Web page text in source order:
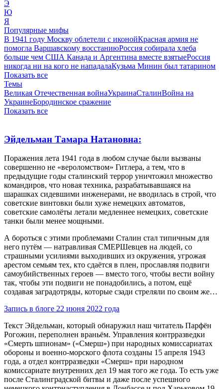
Э
Ю
Я
Популярные мифы
В 1941 году Москву облетели с иконойКрасная армия не
помогла Варшавскому восстаниюРоссия собирала хлеба
больше чем США Канада и Аргентина вместе взятыеРоссия
никогда ни на кого не нападалаКузьма Минин был татарином
Показать все
Темы
Великая Отечественная войнаУкраинаСталинВойна на
УкраинеБородинское сражение
Показать все
Эйдельман Тамара Натановна:
Поражения лета 1941 года в любом случае были вызваны
совершенно не «вероломством» Гитлера, а тем, что в
предыдущие годы сталинский террор уничтожил множество
командиров, что новая техника, разрабатывавшаяся на
шарашках сидевшими инженерами, не вводилась в строй, что
советские винтовки были хуже немецких автоматов,
советские самолёты летали медленнее немецких, советские
танки были менее мощными.
А бороться с этими проблемами Сталин стал типичным для
него путём — натравливая СМЕРШевцев на людей, со
страшными усилиями выходивших из окружения, угрожая
арестом семьям тех, кто сдаётся в плен, прославляя подвиги
самоубийственных героев — вместо того, чтобы вести войну
так, чтобы эти подвиги не понадобились, а потом, ещё
создавая заградотряды, которые сзади стреляли по своим же…
Запись в блоге 22 июня 2022 года
Текст Эйдельман, который обнаружил наш читатель Парфён
Рогожин, переполнен враньём. Управления контрразведки
«Смерть шпионам» («Смерш») при народных комиссариатах
обороны и военно-морского флота созданы 15 апреля 1943
года, а отдел контрразведки «Смерш» при народном
комиссариате внутренних дел 19 мая того же года. То есть уже
после Сталинградской битвы и даже после успешного